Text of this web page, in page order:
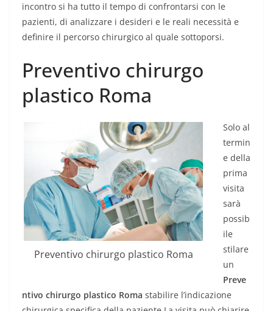
incontro si ha tutto il tempo di confrontarsi con le
pazienti, di analizzare i desideri e le reali necessità e
definire il percorso chirurgico al quale sottoporsi.
Preventivo chirurgo
plastico Roma
Preventivo chirurgo plastico Roma
Solo al
termin
e della
prima
visita
sarà
possib
ile
stilare
un
Preve
ntivo chirurgo plastico Roma stabilire l’indicazione